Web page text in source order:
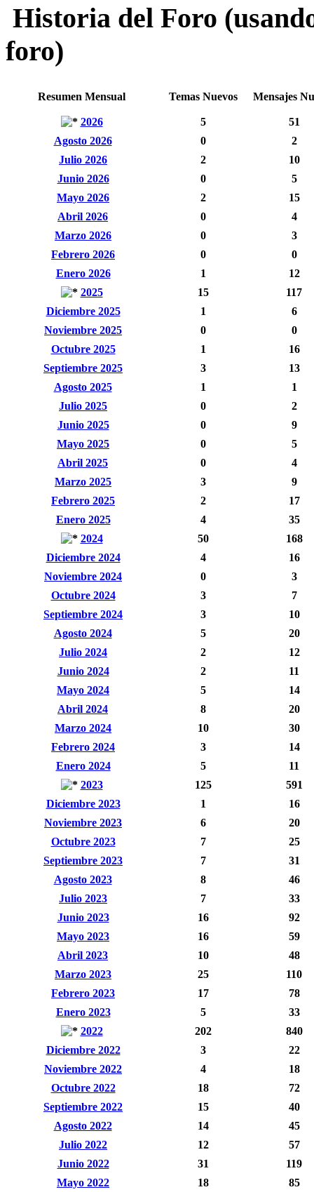
Historia del Foro
foro)
Resumen Mensual Temas Nuevos Mensajes
2026 5
51
Agosto 2026
0
2
Julio 2026
2
10
Junio 2026
0
5
Mayo 2026
2
15
Abril 2026
0
4
Marzo 2026
0
3
Febrero 2026
0
0
Enero 2026
1
12
2025
15
117
Diciembre 2025
1
6
Noviembre 2025
0
0
Octubre 2025
1
16
Septiembre 2025
3
13
Agosto 2025
1
1
Julio 2025
0
2
Junio 2025
0
9
Mayo 2025
0
5
Abril 2025
0
4
Marzo 2025
3
9
Febrero 2025
2
17
Enero 2025
4
35
2024
50
168
Diciembre 2024
4
16
Noviembre 2024
0
3
Octubre 2024
3
7
Septiembre 2024
3
10
Agosto 2024
5
20
Julio 2024
2
12
Junio 2024
2
11
Mayo 2024
5
14
Abril 2024
8
20
Marzo 2024
10
30
Febrero 2024
3
14
Enero 2024
5
11
2023
125
591
Diciembre 2023
1
16
Noviembre 2023
6
20
Octubre 2023
7
25
Septiembre 2023
7
31
Agosto 2023
8
46
Julio 2023
7
33
Junio 2023
16
92
Mayo 2023
16
59
Abril 2023
10
48
Marzo 2023
25
110
Febrero 2023
17
78
Enero 2023
5
33
2022
202
840
Diciembre 2022
3
22
Noviembre 2022
4
18
Octubre 2022
18
72
Septiembre 2022
15
40
Agosto 2022
14
45
Julio 2022
12
57
Junio 2022
31
119
Mayo 2022
18
85